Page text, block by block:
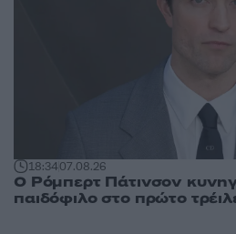
18:3407.08.26
Ο Ρόμπερτ Πάτινσον
παιδόφιλο στο πρώτο